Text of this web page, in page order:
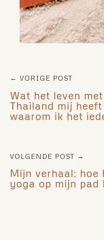
← VORIGE POST
Wat het leven
Thailand mij
waarom ik het
VOLGENDE POST →
Mijn verhaal: hoe
yoga op mijn pad